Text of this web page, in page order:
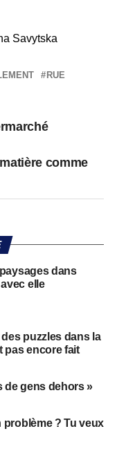
Savytska
RUE
comme
dans
elle
des puzzles dans la
pas encore fait
de gens dehors »
problème ? Tu veux